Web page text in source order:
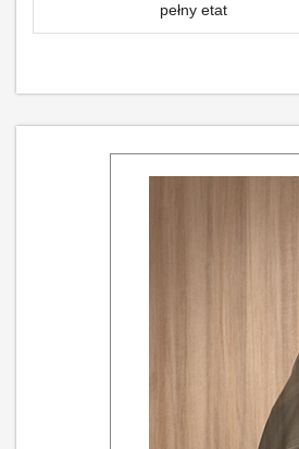
pełny etat